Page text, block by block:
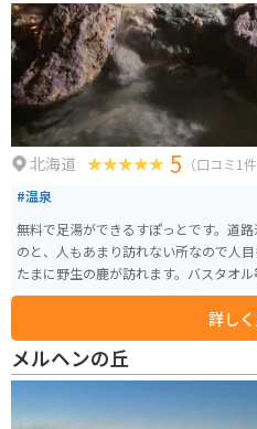
北海道 5 （口コミ1件
#温泉
無料で足湯ができるすぽっとです。道
のと、人もあまり訪れない所なので人
たまに野生の鹿が訪れます。バスタオ
いとならないですが、温度も少し熱め
も寒いくらいなので、ありがたいです。
詳し
メルヘンの丘